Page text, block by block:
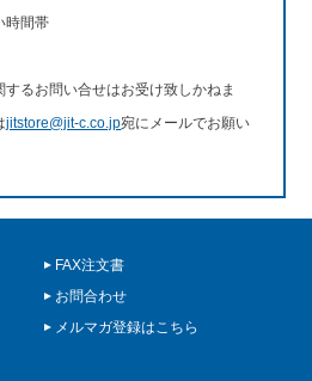
時間帯
るお問い合せはお受け致しかねま
jitstore@jit-c.co.jp宛にメールでお願い
FAX注文書
お問合わせ
メルマガ登録はこちら